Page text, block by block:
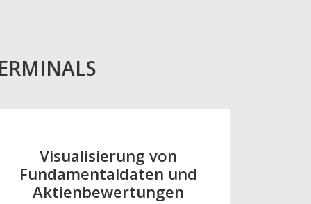
Visualisierung von
Fundamentaldaten und
Aktienbewertungen